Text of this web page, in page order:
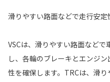
滑りやすい路面などで走行安定
VSCは、滑りやすい路面など
し、各輪のブレーキとエンジ
性を確保します。TRCは、滑